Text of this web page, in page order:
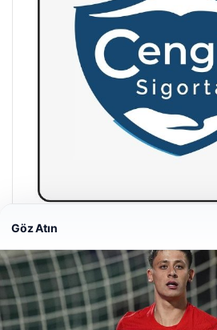
Hastaş Beton
26/05/2026
Göz Atın